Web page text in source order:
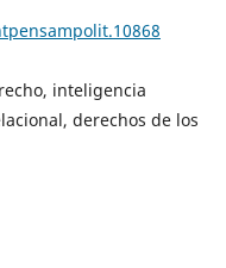
inteligencia
derechos de los